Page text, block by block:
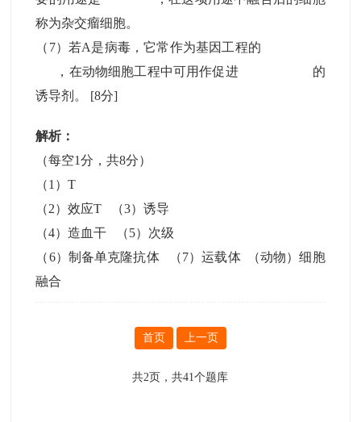
称为杂交瘤细胞。
（7）若A是病毒，它常作为基因工程的
，在动物细胞工程中可用作促进 的
诱导剂。 [8分]
解析：
（每空1分，共8分）
（1）T
（2）效应T （3）诱导
（4）造血干 （5）次级
（6）制备单克隆抗体 （7）运载体 （动物）细胞
融合
首页 上一页
共2页，共41个题库